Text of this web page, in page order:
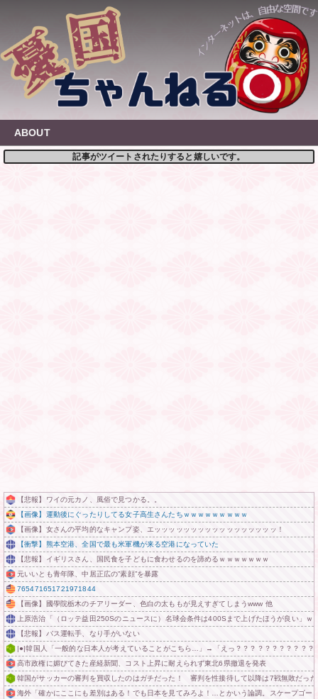
content
ABOUT
記事がツイートされたりすると嬉しいです。
【悲報】ワイの元カノ、風俗で見つかる。。
【画像】運動後にぐったりしてる女子高生さんたちｗｗｗｗｗｗｗｗｗ
【画像】女さんの平均的なキャンプ姿、エッッッッッッッッッッッッッッッッッ！
【衝撃】熊本空港、全国で最も米軍機が来る空港になっていた
【悲報】イギリスさん、国民食を子どもに食わせるのを諦めるｗｗｗｗｗｗｗ
元いいとも青年隊、中居正広の”素顔”を暴露
765471651721971844
【画像】國學院栃木のチアリーダー、色白の太ももが見えすぎてしまうwww 他
上原浩治「（ロッテ益田250Sのニュースに）名球会条件は400Sまで上げたほうが良い」ｗ
【悲報】バス運転手、なり手がいない
|●|韓国人「一般的な日本人が考えていることがこちら…」→「えっ？？？？？？？？？？？
高市政権に媚びてきた産経新聞、コスト上昇に耐えられず東北6県撤退を発表
韓国がサッカーの審判を買収したのはガチだった！ 審判を性接待して以降は7戦無敗だっ
海外「確かにここにも差別はある！でも日本を見てみろよ！…とかいう論調。スケープゴー